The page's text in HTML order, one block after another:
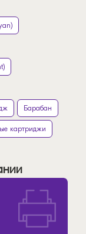
Барабан
картриджи